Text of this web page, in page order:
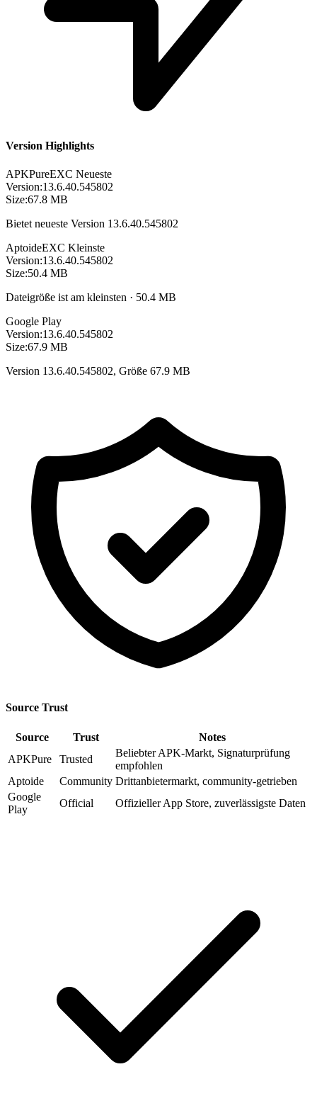
Version Highlights
APKPureEXC Neueste
Version:13.6.40.545802
Size:67.8 MB
Bietet neueste Version 13.6.40.545802
AptoideEXC Kleinste
Version:13.6.40.545802
Size:50.4 MB
Dateigröße ist am kleinsten · 50.4 MB
Google Play
Version:13.6.40.545802
Size:67.9 MB
Version 13.6.40.545802, Größe 67.9 MB
Source Trust
Source Trust
Notes
APKPure
Trusted
Beliebter APK-Markt, Signaturprüfung
empfohlen
Aptoide
Community Drittanbietermarkt, community-getrieben
Google
Play
Official Offizieller App Store, zuverlässigste Daten